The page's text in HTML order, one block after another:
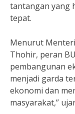
tantangan yang
tepat.
Menurut
Thohir, peran
pembangunan
menjadi garda
ekonomi dan
masyarakat,”